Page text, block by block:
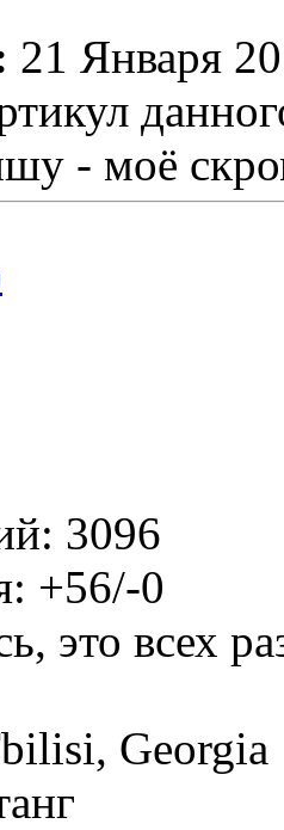
21 Января
- моё
3096
+56/-0
это всех
Georgia